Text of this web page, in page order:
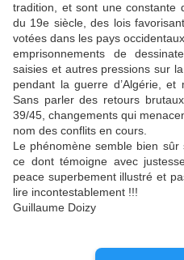
tradition, et sont une constante
du 19e siècle, des lois
votées dans les pays
emprisonnements de
saisies et autres pressions sur
pendant la guerre d’Algérie, et
Sans parler des retours
39/45, changements qui
nom des conflits en cours.
Le phénomène semble bien sûr
ce dont témoigne avec
peace superbement illustré et
lire incontestablement !!!
Guillaume Doizy